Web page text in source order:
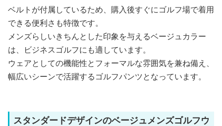
ベルトが付属しているため、購入後すぐにゴルフ場で着用
できる便利さも特徴です。
メンズらしいきちんとした印象を与えるベージュカラー
は、ビジネスゴルフにも適しています。
ウェアとしての機能性とフォーマルな雰囲気を兼ね備え、
幅広いシーンで活躍するゴルフパンツとなっています。
スタンダードデザインのベージュメンズゴルフウ